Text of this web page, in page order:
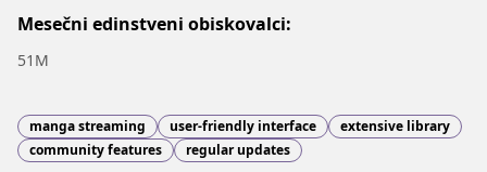
Mesečni edinstveni obiskovalci:
51M
manga streaming user-friendly interface
extensive library
community features
regular updates